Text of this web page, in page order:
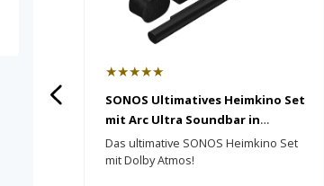
★★★★★
SONOS Ultimatives Heimkino Set
mit Arc Ultra Soundbar in
schwarz
Das ultimative SONOS Heimkino Set
mit Dolby Atmos!